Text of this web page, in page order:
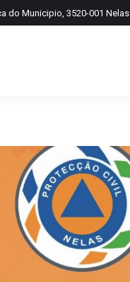
do Municipio, 3520-001 Nelas